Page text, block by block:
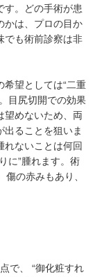
す。どの手術が患
かは、プロの目か
でも術前診察は非
望としては“二重
目尻切開での効果
望めないため、両
ることを狙いま
れないことは何回
に”腫れます。術
の赤みもあり、
で、 “御化粧すれ